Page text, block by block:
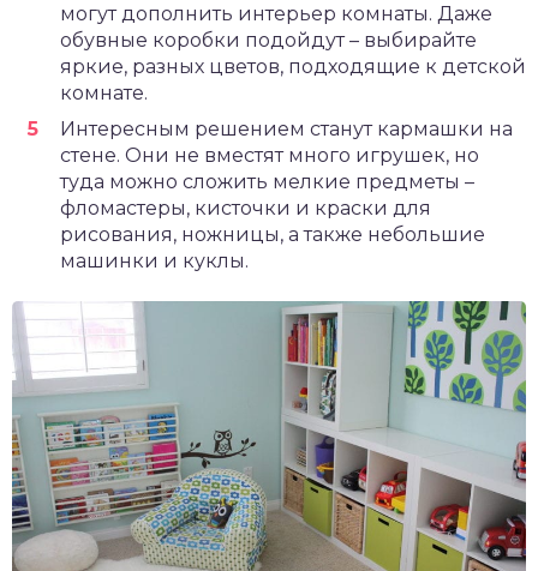
могут дополнить интерьер комнаты. Даже
обувные коробки подойдут – выбирайте
яркие, разных цветов, подходящие к детской
комнате.
Интересным решением станут кармашки на
стене. Они не вместят много игрушек, но
туда можно сложить мелкие предметы –
фломастеры, кисточки и краски для
рисования, ножницы, а также небольшие
машинки и куклы.